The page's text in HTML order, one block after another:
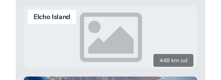
Elcho Island
448 km od